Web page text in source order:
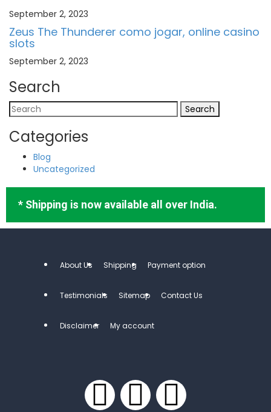
September 2, 2023
Zeus The Thunderer como jogar, online casino
slots
September 2, 2023
Search
Categories
Blog
Uncategorized
* Shipping is now available all over India.
About Us Shipping Payment option
Testimonials Sitemap Contact Us
Disclaimer My account